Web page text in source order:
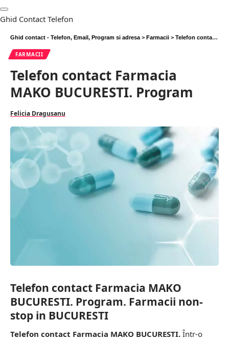
Ghid Contact Telefon
Ghid contact - Telefon, Email, Program si adresa > Farmacii > Telefon contact Farmacia MAKO BUCURESTI. Program
FARMACII
Telefon contact Farmacia
MAKO BUCURESTI. Program
Felicia Dragusanu
Telefon contact Farmacia MAKO
BUCURESTI. Program. Farmacii non-
stop in BUCURESTI
Telefon contact Farmacia MAKO BUCURESTI. Într-o